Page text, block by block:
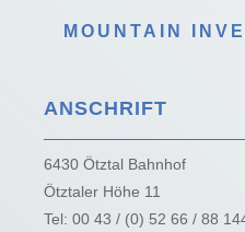
MOUNTAIN
ANSCHRIFT
6430 Ötztal Bahnhof
Ötztaler Höhe 11
Tel: 00 43 / (0) 52 66 / 88